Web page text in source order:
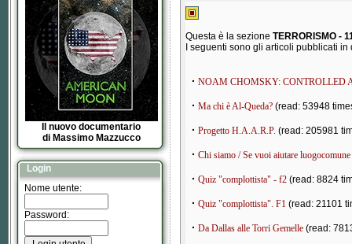
Il nuovo documentario
di Massimo Mazzucco
Login
Nome utente:
Password:
Questa è la sezione TERRORISMO -
I seguenti sono gli articoli pubblicati
· NOAM CHOMSKY: CONTROLLED
· Ma chi è Al-Queda? (read: 53948
· Progetto H.A.A.R.P. (read: 205981
· Chi siamo / Se vuoi aiutare luogocomune
· Quiz "complottista" - f2 (read: 8824
· Quiz "complottista". F1 (read: 21101
· Da Dallas alle Torri Gemelle (read: